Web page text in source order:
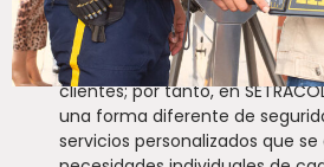
Misión
Somos conscientes que la
de seguridad no es el mismo
clientes; por tanto, en
una forma diferente de
servicios personalizados que